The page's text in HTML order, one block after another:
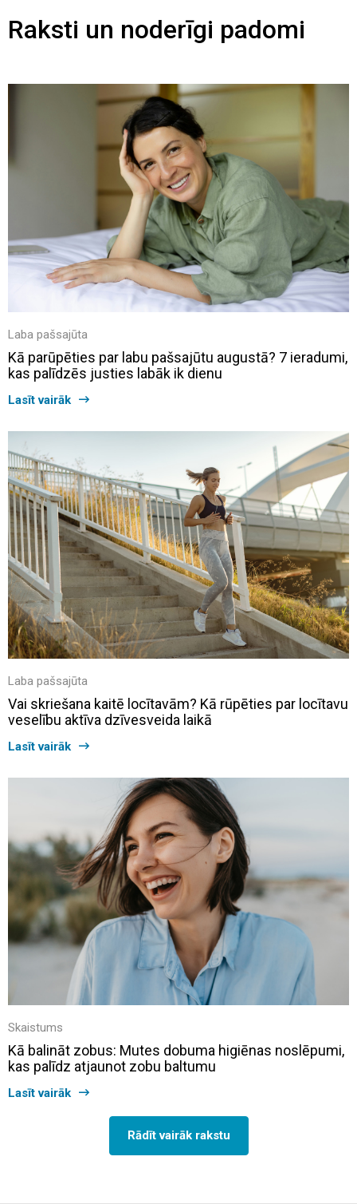
Raksti un noderīgi padomi
Laba pašsajūta
Kā parūpēties par labu pašsajūtu augustā? 7 ieradumi,
kas palīdzēs justies labāk ik dienu
Lasīt vairāk
Laba pašsajūta
Vai skriešana kaitē locītavām? Kā rūpēties par locītavu
veselību aktīva dzīvesveida laikā
Lasīt vairāk
Skaistums
Kā balināt zobus: Mutes dobuma higiēnas noslēpumi,
kas palīdz atjaunot zobu baltumu
Lasīt vairāk
Rādīt vairāk rakstu